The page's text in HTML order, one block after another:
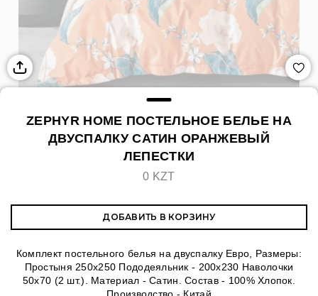
ZEPHYR HOME ПОСТЕЛЬНОЕ БЕЛЬЕ НА
ДВУСПАЛКУ САТИН ОРАНЖЕВЫЙ
ЛЕПЕСТКИ
0 KZT
ДОБАВИТЬ В КОРЗИНУ
Комплект постельного белья на двуспалку Евро, Размеры:
Простыня 250х250 Пододеяльник - 200х230 Наволочки
50х70 (2 шт.). Материал - Сатин. Состав - 100% Хлопок.